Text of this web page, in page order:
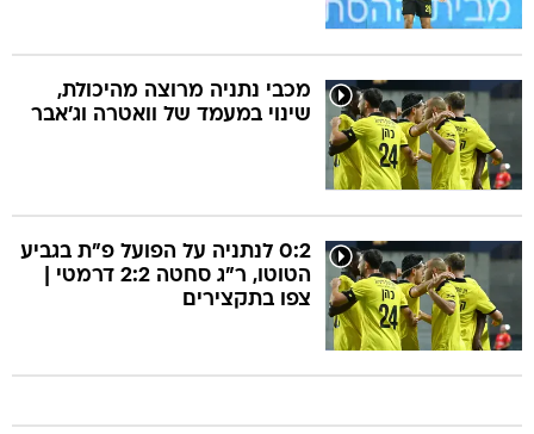
מכבי נתניה מרוצה מהיכולת,
שינוי במעמד של וואטרה וג'אבר
0:2 לנתניה על הפועל פ"ת בגביע
הטוטו, ר"ג סחטה 2:2 דרמטי |
צפו בתקצירים